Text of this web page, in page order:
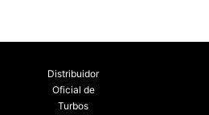
Distribuidor
Oficial de
Turbos